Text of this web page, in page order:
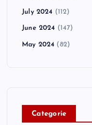
July 2024 (112)
June 2024 (147)
May 2024 (82)
Categorie